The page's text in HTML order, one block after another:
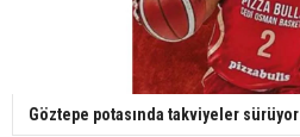
Göztepe potasında takviyeler sürüyor